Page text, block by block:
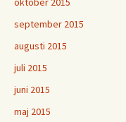
september 2015
augusti 2015
juli 2015
juni 2015
maj 2015